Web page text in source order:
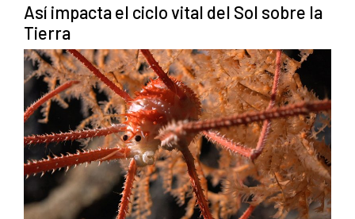
Así impacta el ciclo vital del Sol sobre la
Tierra